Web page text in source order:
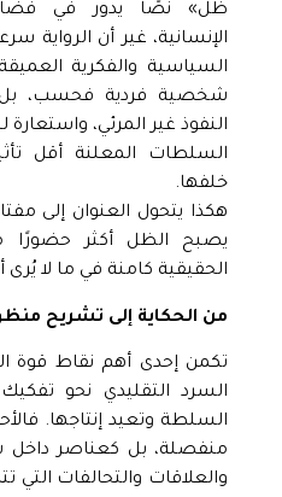
ظل» نصًا يدور في
الإنسانية، غير أن
السياسية والفكرية
شخصية فردية فحسب، بل
النفوذ غير المرئي،
السلطات المعلنة أقل
خلفها.
هكذا يتحول العنوان إلى
يصبح الظل أكثر حضورًا
الحقيقية كامنة في ما لا
من الحكاية إلى تشريح
تكمن إحدى أهم نقاط قوة
السرد التقليدي نحو تفكيك
السلطة وتعيد إنتاجها.
منفصلة، بل كعناصر
والعلاقات والتحالفات التي